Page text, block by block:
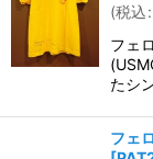
(税込:
フェ
たシ
フェ